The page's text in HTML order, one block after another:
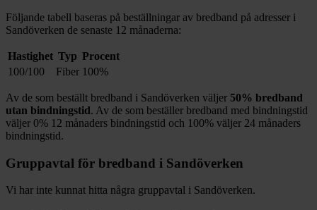
Följande tabell baseras på beställningar av bredband på adresser i
Sandöverken de senaste 12 månaderna:
Hastighet Typ Procent
100/100
Fiber 100%
Av de som beställt bredband i Sandöverken väljer 50% bredband
utan bindningstid. Av de som beställer bredband med bindningstid
väljer 0% 12 månaders bindningstid och 100% väljer 24 månaders
bindningstid.
Gruppavtal för bredband i Sandöverken
Vi har inte kunnat hitta några gruppavtal i Sandöverken.